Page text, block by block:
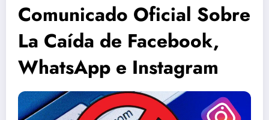
Comunicado Oficial Sobre
La Caída de Facebook,
WhatsApp e Instagram